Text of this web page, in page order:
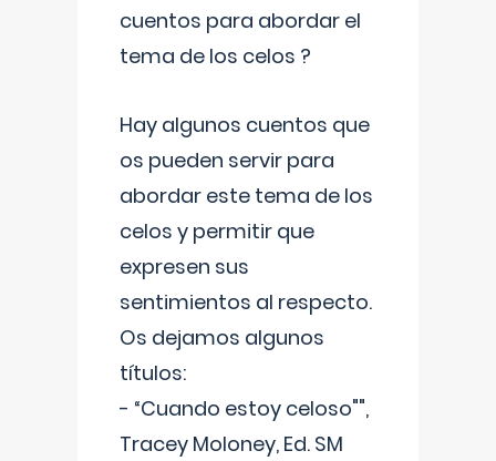
cuentos para abordar el
tema de los celos ?
Hay algunos cuentos que
os pueden servir para
abordar este tema de los
celos y permitir que
expresen sus
sentimientos al respecto.
Os dejamos algunos
títulos:
- “Cuando estoy celoso"",
Tracey Moloney, Ed. SM